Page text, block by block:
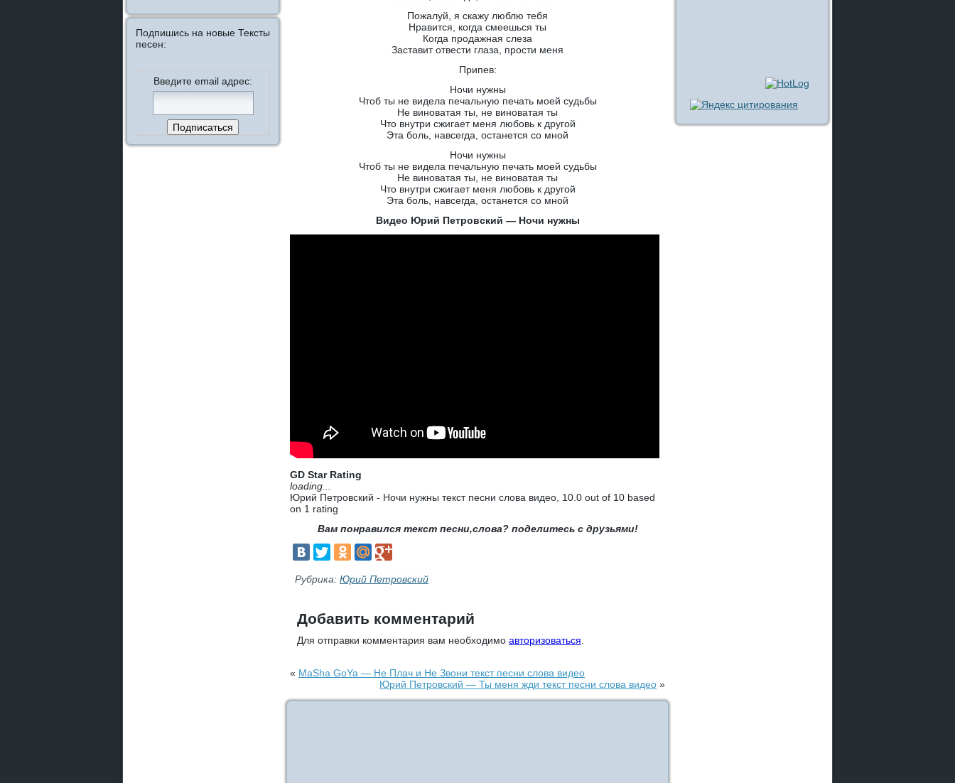
Подпишись на новые Тексты
песен:
Введите email адрес:
Пожалуй, я скажу люблю тебя
Нравится, когда смеешься ты
Когда продажная слеза
Заставит отвести глаза, прости меня
Припев:
Ночи нужны
Чтоб ты не видела печальную печать моей судьбы
Не виноватая ты, не виноватая ты
Что внутри сжигает меня любовь к другой
Эта боль, навсегда, останется со мной
Ночи нужны
Чтоб ты не видела печальную печать моей судьбы
Не виноватая ты, не виноватая ты
Что внутри сжигает меня любовь к другой
Эта боль, навсегда, останется со мной
Видео Юрий Петровский — Ночи нужны
GD Star Rating
loading...
Юрий Петровский - Ночи нужны текст песни слова видео 10.0 out of 10 based
on 1 rating
Вам понравился текст песни,слова? поделитесь с друзьями!
Рубрика: Юрий Петровский
Добавить комментарий
Для отправки комментария вам необходимо авторизоваться
« MaSha GoYa — Не Плач и Не Звони текст песни слова видео
Юрий Петровский — Ты меня жди текст песни слова видео »